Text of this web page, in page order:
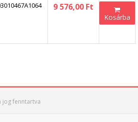
9 576,00 Ft
Kosárba
jog fenntartva